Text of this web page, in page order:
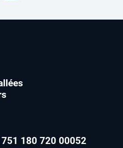
180 720 00052